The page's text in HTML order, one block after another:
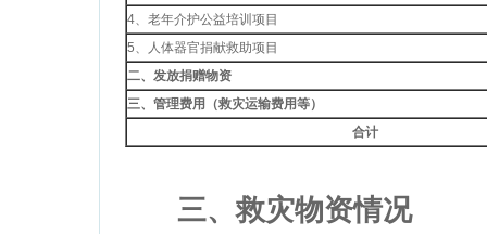
4、老年介护公益培训项目
5、人体器官捐献救助项目
二、发放捐赠物资
三、 管理费用（救灾运输费用等）
合计
三、救灾物资情况